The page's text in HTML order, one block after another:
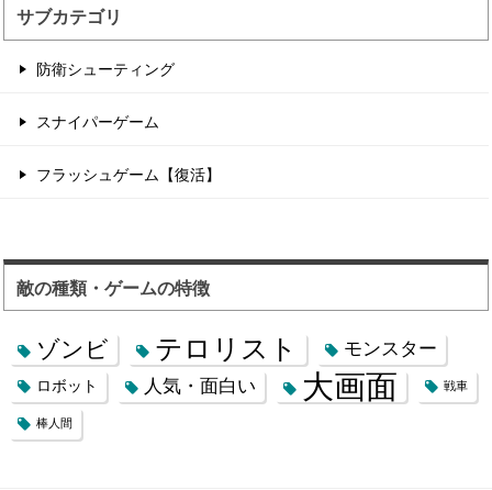
サブカテゴリ
防衛シューティング
スナイパーゲーム
フラッシュゲーム【復活】
敵の種類・ゲームの特徴
ゾンビ テロリスト モンスター
ロボット 人気・面白い 大画面 戦車
棒人間